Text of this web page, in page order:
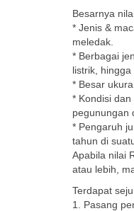
Besarnya
* Jenis &
meledak.
* Berbagai
listrik,
* Besar
* Kondisi
pegunungan
* Pengaruh
tahun di
Apabila nilai
atau lebih,
Terdapat
1. Pasang